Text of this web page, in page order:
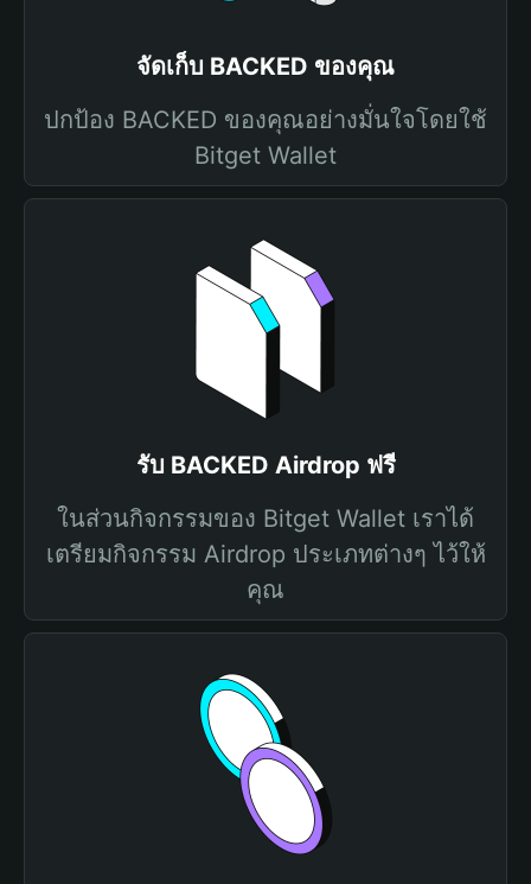
จัดเก็บ BACKED ของคุณ
ปกป้อง BACKED ของคุณอย่างมั่นใจโดยใช้
Bitget Wallet
รับ BACKED Airdrop ฟรี
ในส่วนกิจกรรมของ Bitget Wallet เราได้
เตรียมกิจกรรม Airdrop ประเภทต่างๆ ไว้ให้
คุณ